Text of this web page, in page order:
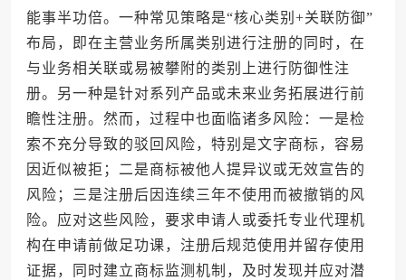
能事半功倍。一种常见策略是“核心类别+关联防御”
布局，即在主营业务所属类别进行注册的同时，在
与业务相关联或易被攀附的类别上进行防御性注
册。另一种是针对系列产品或未来业务拓展进行前
瞻性注册。然而，过程中也面临诸多风险：一是检
索不充分导致的驳回风险，特别是文字商标，容易
因近似被拒；二是商标被他人提异议或无效宣告的
风险；三是注册后因连续三年不使用而被撤销的风
险。应对这些风险，要求申请人或委托专业代理机
构在申请前做足功课，注册后规范使用并留存使用
证据，同时建立商标监测机制，及时发现并应对潜